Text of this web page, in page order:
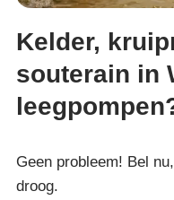
Kelder,
souterain in
Geen probleem! Bel
droog.